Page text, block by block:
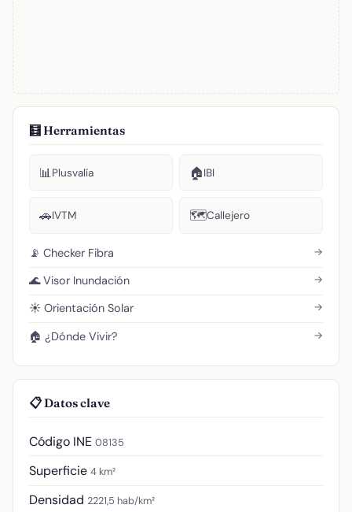
🧮 Herramientas
📊Plusvalía 🏠IBI
🚗IVTM 🗺️Callejero
📡 Checker Fibra →
🌊 Visor Inundación →
☀️ Orientación Solar →
🏠 ¿Dónde Vivir? →
📋 Datos clave
Código INE 08135
Superficie 4 km²
Densidad 2221,5 hab/km²